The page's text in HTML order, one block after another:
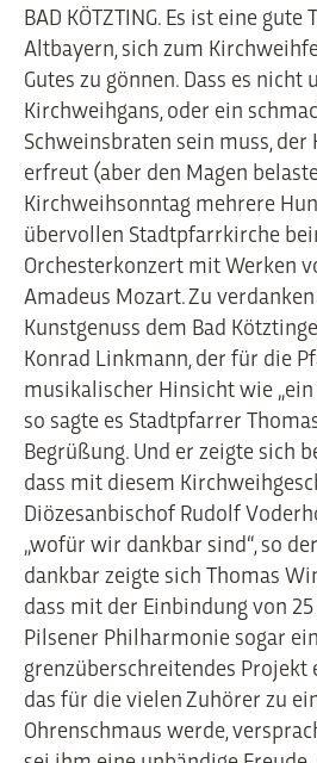
BAD KÖTZTING. Es ist eine
Altbayern, sich zum
Gutes zu gönnen. Dass es nicht
Kirchweihgans, oder ein
Schweinsbraten sein muss, der
erfreut (aber den Magen
Kirchweihsonntag mehrere
übervollen Stadtpfarrkirche
Orchesterkonzert mit Werken
Amadeus Mozart. Zu
Kunstgenuss dem Bad
Konrad Linkmann, der für die
musikalischer Hinsicht wie „ein
so sagte es Stadtpfarrer
Begrüßung. Und er zeigte sich
dass mit diesem
Diözesanbischof Rudolf
„wofür wir dankbar sind“, so
dankbar zeigte sich Thomas
dass mit der Einbindung von
Pilsener Philharmonie sogar ein
grenzüberschreitendes Projekt
das für die vielen Zuhörer zu
Ohrenschmaus werde,